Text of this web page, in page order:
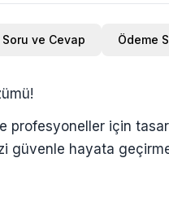
Soru ve Cevap Ödeme
profesyoneller için
güvenle hayata